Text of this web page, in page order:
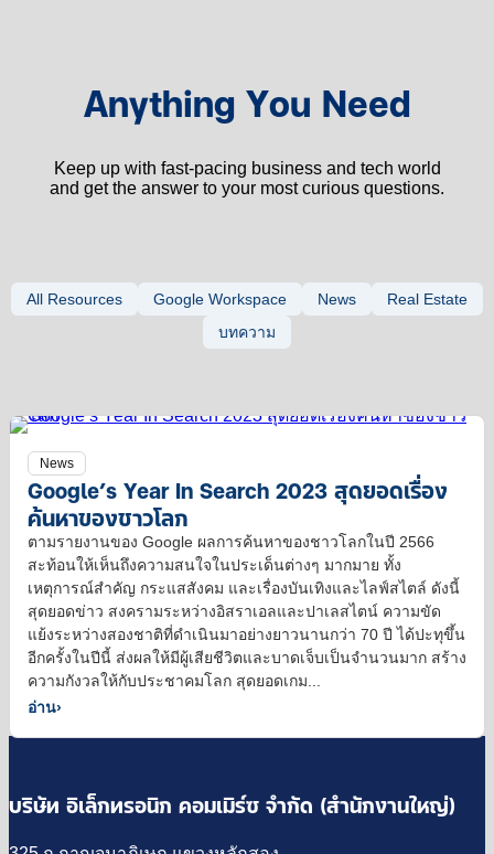
Anything You Need
Keep up with fast-pacing business and tech world
and get the answer to your most curious questions.
All Resources Google Workspace News
Real Estate
บทความ
News
Google’s Year In Search 2023 สุดยอดเรื่อง
ค้นหาของชาวโลก
ตามรายงานของ Google ผลการค้นหาของชาวโลกในปี 2566
สะท้อนให้เห็นถึงความสนใจในประเด็นต่างๆ มากมาย ทั้ง
เหตุการณ์สำคัญ กระแสสังคม และเรื่องบันเทิงและไลฟ์สไตล์ ดังนี้
สุดยอดข่าว สงครามระหว่างอิสราเอลและปาเลสไตน์ ความขัด
แย้งระหว่างสองชาติที่ดำเนินมาอย่างยาวนานกว่า 70 ปี ได้ปะทุขึ้น
อีกครั้งในปีนี้ ส่งผลให้มีผู้เสียชีวิตและบาดเจ็บเป็นจำนวนมาก สร้าง
ความกังวลให้กับประชาคมโลก สุดยอดเกม...
อ่าน›
บริษัท อิเล็กทรอนิก คอมเมิร์ซ จำกัด (สำนักงานใหญ่)